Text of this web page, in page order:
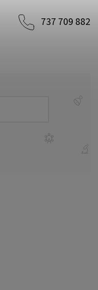
737 709 882